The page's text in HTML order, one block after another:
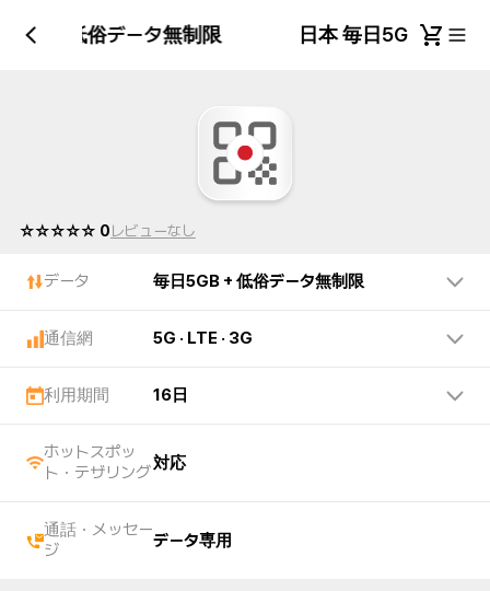
+ 低俗データ無制限 日本 毎日5GB + 低
☆☆☆☆☆ 0レビューなし
データ 毎日5GB + 低俗データ無制限
通信網 5G · LTE · 3G
利用期間 16日
ホットスポッ
ト・テザリング
対応
通話・メッセー
ジ
データ専用